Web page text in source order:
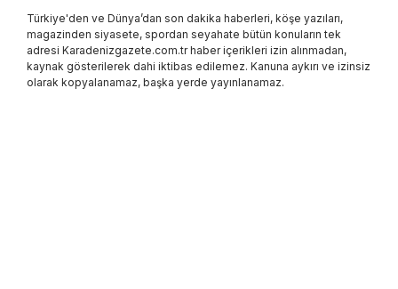
Türkiye'den ve Dünya’dan son dakika haberleri, köşe yazıları,
magazinden siyasete, spordan seyahate bütün konuların tek
adresi Karadenizgazete.com.tr haber içerikleri izin alınmadan,
kaynak gösterilerek dahi iktibas edilemez. Kanuna aykırı ve izinsiz
olarak kopyalanamaz, başka yerde yayınlanamaz.